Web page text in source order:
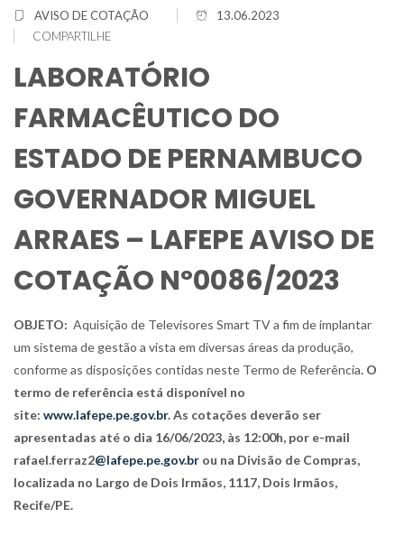
AVISO DE COTAÇÃO
13.06.2023
COMPARTILHE
LABORATÓRIO
FARMACÊUTICO DO
ESTADO DE PERNAMBUCO
GOVERNADOR MIGUEL
ARRAES – LAFEPE AVISO DE
COTAÇÃO Nº0086/2023
OBJETO: Aquisição de Televisores Smart TV a fim de implantar
um sistema de gestão a vista em diversas áreas da produção,
conforme as disposições contidas neste Termo de Referência. O
termo de referência está disponível no
site: www.lafepe.pe.gov.br. As cotações deverão ser
apresentadas até o dia 16/06/2023, às 12:00h, por e-mail
rafael.ferraz2@lafepe.pe.gov.br ou na Divisão de Compras,
localizada no Largo de Dois Irmãos, 1117, Dois Irmãos,
Recife/PE.